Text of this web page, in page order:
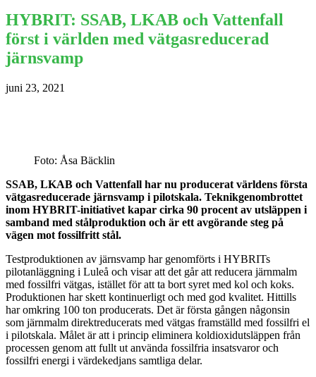
HYBRIT: SSAB, LKAB och Vattenfall
först i världen med vätgasreducerad
järnsvamp
juni 23, 2021
Foto: Åsa Bäcklin
SSAB, LKAB och Vattenfall har nu producerat världens första
vätgasreducerade järnsvamp i pilotskala. Teknikgenombrottet
inom HYBRIT-initiativet kapar cirka 90 procent av utsläppen i
samband med stålproduktion och är ett avgörande steg på
vägen mot fossilfritt stål.
Testproduktionen av järnsvamp har genomförts i HYBRITs
pilotanläggning i Luleå och visar att det går att reducera järnmalm
med fossilfri vätgas, istället för att ta bort syret med kol och koks.
Produktionen har skett kontinuerligt och med god kvalitet. Hittills
har omkring 100 ton producerats. Det är första gången någonsin
som järnmalm direktreducerats med vätgas framställd med fossilfri el
i pilotskala. Målet är att i princip eliminera koldioxidutsläppen från
processen genom att fullt ut använda fossilfria insatsvaror och
fossilfri energi i värdekedjans samtliga delar.